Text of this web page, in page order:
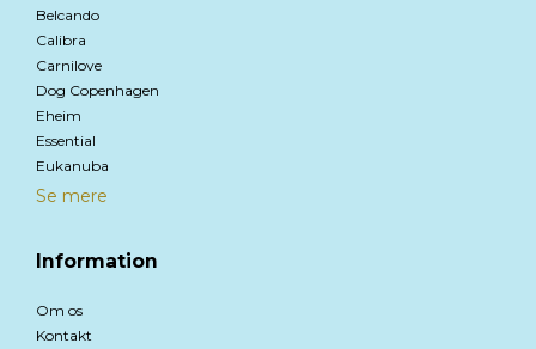
Belcando
Calibra
Carnilove
Dog Copenhagen
Eheim
Essential
Eukanuba
Se mere
Information
Om os
Kontakt